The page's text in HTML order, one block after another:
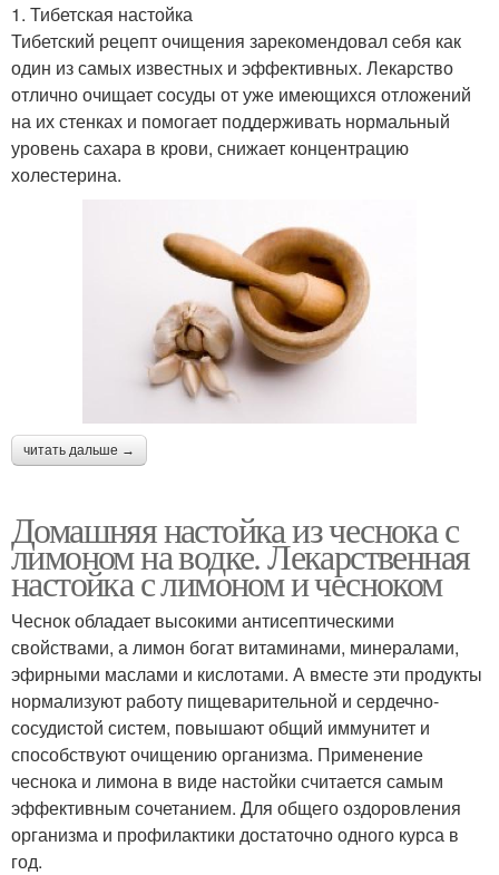
1. Тибетская настойка
Тибетский рецепт очищения зарекомендовал себя как
один из самых известных и эффективных. Лекарство
отлично очищает сосуды от уже имеющихся отложений
на их стенках и помогает поддерживать нормальный
уровень сахара в крови, снижает концентрацию
холестерина.
читать дальше →
Домашняя настойка из чеснока с
лимоном на водке. Лекарственная
настойка с лимоном и чесноком
Чеснок обладает высокими антисептическими
свойствами, а лимон богат витаминами, минералами,
эфирными маслами и кислотами. А вместе эти продукты
нормализуют работу пищеварительной и сердечно-
сосудистой систем, повышают общий иммунитет и
способствуют очищению организма. Применение
чеснока и лимона в виде настойки считается самым
эффективным сочетанием. Для общего оздоровления
организма и профилактики достаточно одного курса в
год.